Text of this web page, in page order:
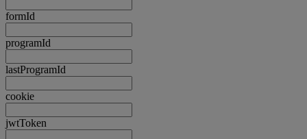
formId
programId
lastProgramId
cookie
jwtToken